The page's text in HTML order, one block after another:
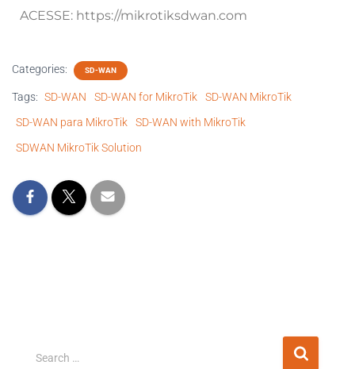
ACESSE: https://mikrotiksdwan.com
Categories: SD-WAN
Tags: SD-WAN SD-WAN for MikroTik
SD-WAN MikroTik
SD-WAN para MikroTik
SD-WAN with MikroTik
SDWAN MikroTik Solution
Search …